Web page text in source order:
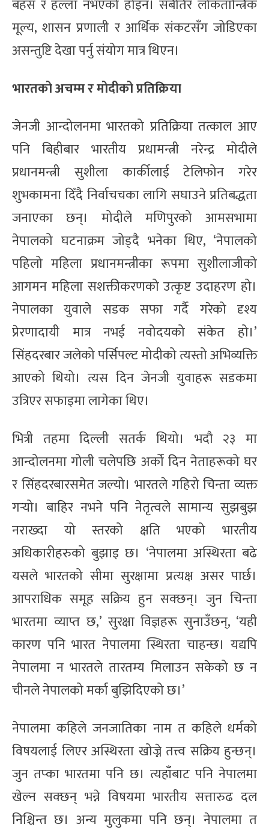
बहस र हल्ला नभएको होइन। सबैतिर लोकतान्त्रिक
मूल्य, शासन प्रणाली र आर्थिक संकटसँग जोडिएका
असन्तुष्टि देखा पर्नु संयोग मात्र थिएन।
भारतको अचम्म र मोदीको प्रतिक्रिया
जेनजी आन्दोलनमा भारतको प्रतिक्रिया तत्काल आए
पनि बिहीबार भारतीय प्रधामन्त्री नरेन्द्र मोदीले
प्रधानमन्त्री सुशीला कार्कीलाई टेलिफोन गरेर
शुभकामना दिँदै निर्वाचचका लागि सघाउने प्रतिबद्धता
जनाएका छन्। मोदीले मणिपुरको आमसभामा
नेपालको घटनाक्रम जोड्दै भनेका थिए, ‘नेपालको
पहिलो महिला प्रधानमन्त्रीका रूपमा सुशीलाजीको
आगमन महिला सशक्तीकरणको उत्कृष्ट उदाहरण हो।
नेपालका युवाले सडक सफा गर्दै गरेको दृश्य
प्रेरणादायी मात्र नभई नवोदयको संकेत हो।’
सिंहदरबार जलेको पर्सिपल्ट मोदीको त्यस्तो अभिव्यक्ति
आएको थियो। त्यस दिन जेनजी युवाहरू सडकमा
उत्रिएर सफाइमा लागेका थिए।
भित्री तहमा दिल्ली सतर्क थियो। भदौ २३ मा
आन्दोलनमा गोली चलेपछि अर्को दिन नेताहरूको घर
र सिंहदरबारसमेत जल्यो। भारतले गहिरो चिन्ता व्यक्त
गर्‍यो। बाहिर नभने पनि नेतृत्वले सामान्य सुझबुझ
नराख्दा यो स्तरको क्षति भएको भारतीय
अधिकारीहरुको बुझाइ छ। ‘नेपालमा अस्थिरता बढे
यसले भारतको सीमा सुरक्षामा प्रत्यक्ष असर पार्छ।
आपराधिक समूह सक्रिय हुन सक्छन्। जुन चिन्ता
भारतमा व्याप्त छ,’ सुरक्षा विज्ञहरू सुनाउँछन्, ‘यही
कारण पनि भारत नेपालमा स्थिरता चाहन्छ। यद्यपि
नेपालमा न भारतले तारतम्य मिलाउन सकेको छ न
चीनले नेपालको मर्का बुझिदिएको छ।’
नेपालमा कहिले जनजातिका नाम त कहिले धर्मको
विषयलाई लिएर अस्थिरता खोज्ने तत्त्व सक्रिय हुन्छन्।
जुन तप्का भारतमा पनि छ। त्यहाँबाट पनि नेपालमा
खेल्न सक्छन् भन्ने विषयमा भारतीय सत्तारुढ दल
निश्चिन्त छ। अन्य मुलुकमा पनि छन्। नेपालमा त